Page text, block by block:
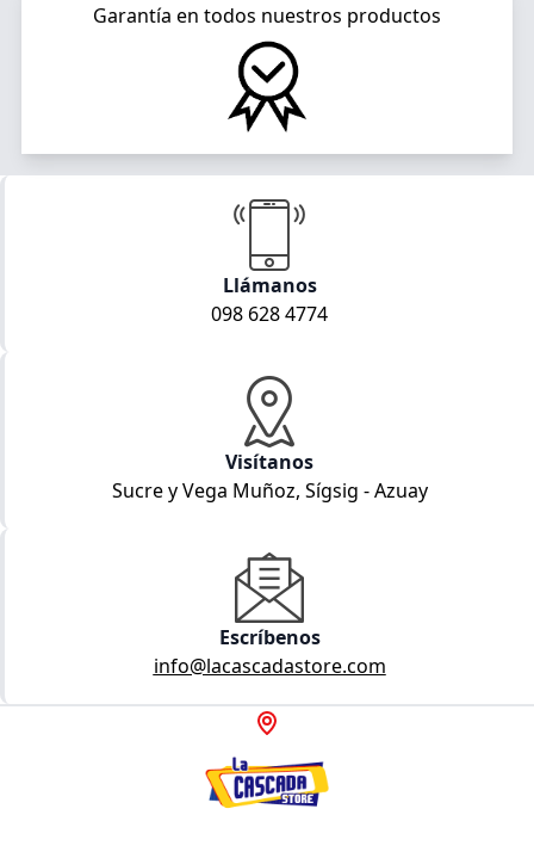
Garantía en todos nuestros productos
Llámanos
098 628 4774
Visítanos
Sucre y Vega Muñoz, Sígsig - Azuay
Escríbenos
info@lacascadastore.com